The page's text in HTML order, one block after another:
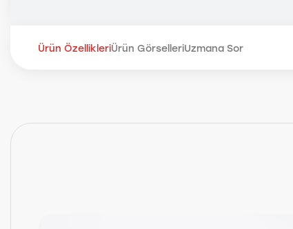
Ürün ÖzellikleriÜrün GörselleriUzmana Sor